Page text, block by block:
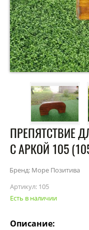
ПРЕПЯТСТВИЕ
С АРКОЙ 105
Бренд: Море Позитива
Артикул: 105
Есть в наличии
Описание: